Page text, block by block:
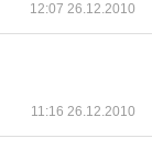
12:07 26.12.2010
11:16 26.12.2010